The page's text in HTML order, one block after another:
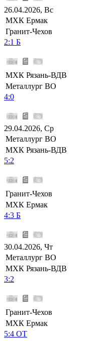
26.04.2026, Вс
МХК Ермак
Гранит-Чехов
2:1 Б
МХК Рязань-ВДВ
Металлург ВО
4:0
29.04.2026, Ср
Металлург ВО
МХК Рязань-ВДВ
5:2
Гранит-Чехов
МХК Ермак
4:3 Б
30.04.2026, Чт
Металлург ВО
МХК Рязань-ВДВ
3:2
Гранит-Чехов
МХК Ермак
5:4 ОТ